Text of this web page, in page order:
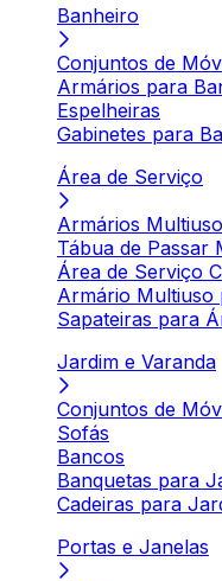
Banheiro
Conjuntos de
Armários para
Espelheiras
Gabinetes para
Área de Serviço
Armários
Tábua de Passar
Área de Serviço
Armário Multiuso
Sapateiras para
Jardim e Varanda
Conjuntos de
Sofás
Bancos
Banquetas para
Cadeiras para
Portas e Janelas